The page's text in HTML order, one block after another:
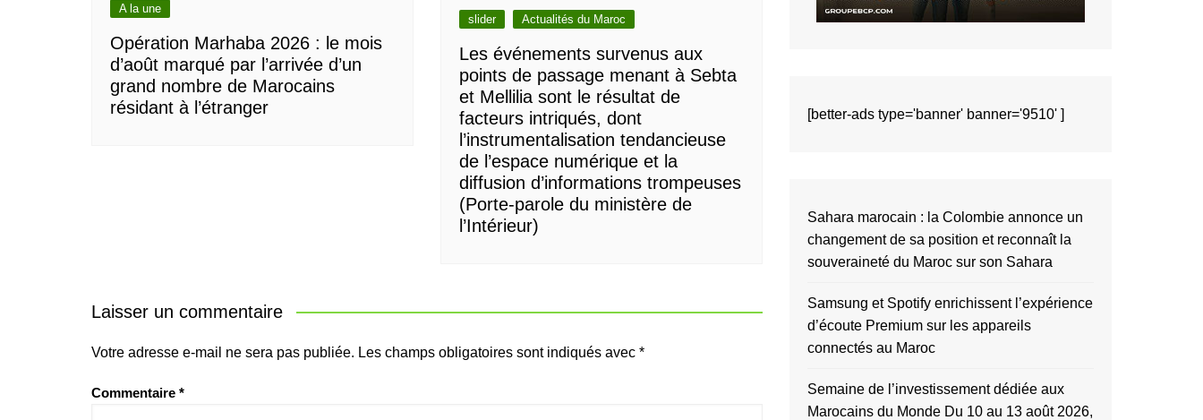
A la une
Opération Marhaba 2026 : le mois
d’août marqué par l’arrivée d’un
grand nombre de Marocains
résidant à l’étranger
slider Actualités du Maroc
Les événements survenus aux
points de passage menant à Sebta
et Mellilia sont le résultat de
facteurs intriqués, dont
l’instrumentalisation tendancieuse
de l’espace numérique et la
diffusion d’informations trompeuses
(Porte-parole du ministère de
l’Intérieur)
Laisser un commentaire
Votre adresse e-mail ne sera pas publiée. Les champs obligatoires sont indiqués avec *
Commentaire *
[better-ads type='banner' banner='9510' ]
Sahara marocain : la Colombie annonce un
changement de sa position et reconnaît la
souveraineté du Maroc sur son Sahara
Samsung et Spotify enrichissent l’expérience
d’écoute Premium sur les appareils
connectés au Maroc
Semaine de l’investissement dédiée aux
Marocains du Monde Du 10 au 13 août 2026,